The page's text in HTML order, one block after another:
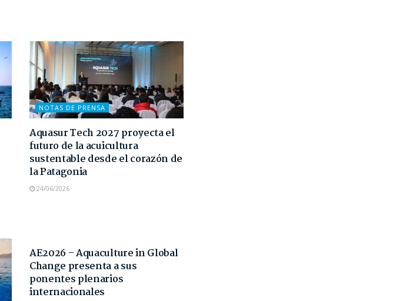
NOTAS DE PRENSA
Aquasur Tech 2027 proyecta el
futuro de la acuicultura
sustentable desde el corazón de
la Patagonia
24/06/2026
AE2026 – Aquaculture in Global
Change presenta a sus
ponentes plenarios
internacionales